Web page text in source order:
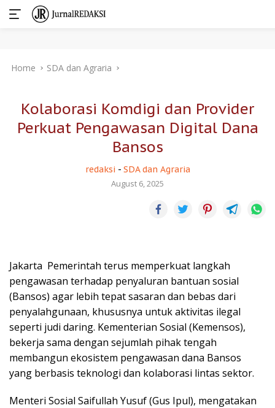
Home SDA dan Agraria
Kolaborasi Komdigi dan Provider
Perkuat Pengawasan Digital Dana
Bansos
redaksi - SDA dan Agraria
August 6, 2025
Jakarta  Pemerintah terus memperkuat langkah
pengawasan terhadap penyaluran bantuan sosial
(Bansos) agar lebih tepat sasaran dan bebas dari
penyalahgunaan, khususnya untuk aktivitas ilegal
seperti judi daring. Kementerian Sosial (Kemensos),
bekerja sama dengan sejumlah pihak tengah
membangun ekosistem pengawasan dana Bansos
yang berbasis teknologi dan kolaborasi lintas sektor.
Menteri Sosial Saifullah Yusuf (Gus Ipul), mengatakan